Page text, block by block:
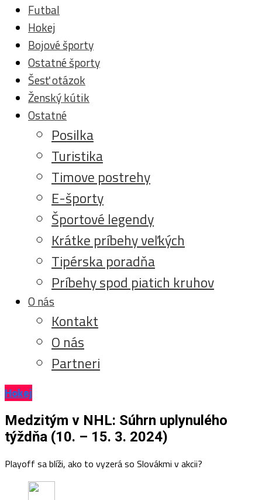
Futbal
Hokej
Bojové športy
Ostatné športy
Šesť otázok
Ženský kútik
Ostatné
Posilka
Turistika
Timove postrehy
E-športy
Športové legendy
Krátke príbehy veľkých
Tipérska poradňa
Príbehy spod piatich kruhov
O nás
Kontakt
O nás
Partneri
Hokej
Medzitým v NHL: Súhrn uplynulého
týždňa (10. – 15. 3. 2024)
Playoff sa blíži, ako to vyzerá so Slovákmi v akcii?